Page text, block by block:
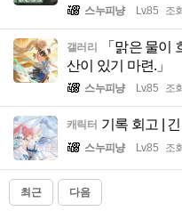
스누피냥 Lv.85 조
갤러리
「맑은 물이
산이 있기 마련.」
스누피냥 Lv.85 조
캐릭터 기록 회고 |
스누피냥 Lv.85 조
최근 다음